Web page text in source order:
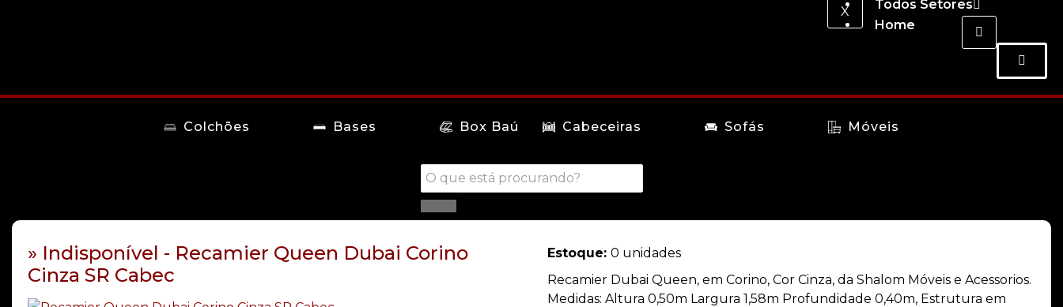
Home
Todos Setores
X
Colchões Bases Box Baú Cabeceiras Sofás Móveis
» Indisponível - Recamier Queen Dubai Corino
Cinza SR Cabec
Estoque: 0 unidades
Recamier Dubai Queen, em Corino, Cor Cinza, da Shalom Móveis e Acessorios.
Medidas: Altura 0,50m Largura 1,58m Profundidade 0,40m, Estrutura em